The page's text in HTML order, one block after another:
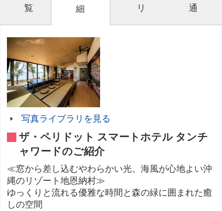
覧
細
リ
通
写真ライブラリを見る
ザ・ペリドット スマートホテル タンチ
ャワードのご紹介
≪窓から差し込むやわらかい光。海風が心地よい沖
縄のリゾート地恩納村≫
ゆっくりと流れる優雅な時間と森の緑に囲まれた癒
しの空間